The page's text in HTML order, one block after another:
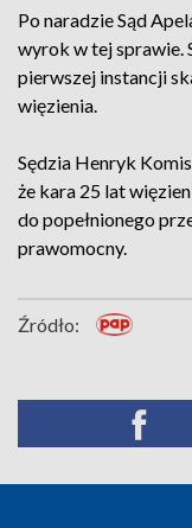
Po naradzie Sąd
wyrok w tej sprawie.
pierwszej instancji
więzienia.
Sędzia Henryk
że kara 25 lat
do popełnionego
prawomocny.
Źródło: